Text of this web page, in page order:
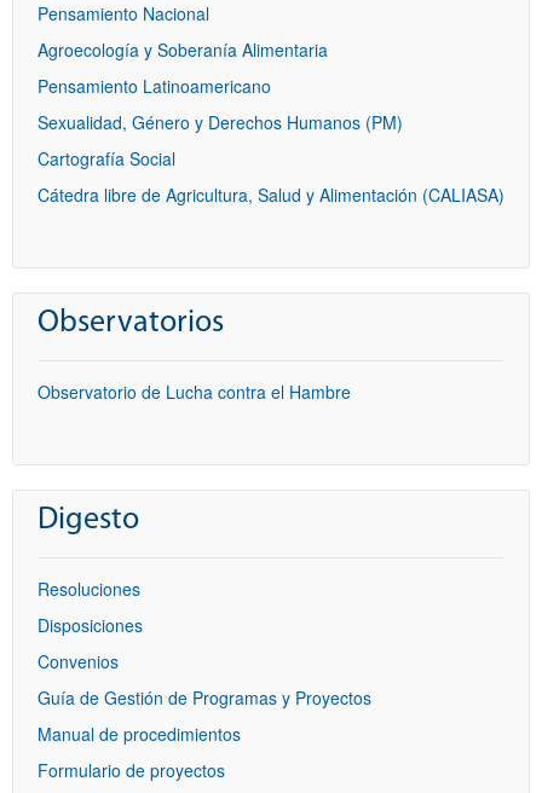
Pensamiento Nacional
Agroecología y Soberanía Alimentaria
Pensamiento Latinoamericano
Sexualidad, Género y Derechos Humanos (PM)
Cartografía Social
Cátedra libre de Agricultura, Salud y Alimentación (CALIASA)
Observatorios
Observatorio de Lucha contra el Hambre
Digesto
Resoluciones
Disposiciones
Convenios
Guía de Gestión de Programas y Proyectos
Manual de procedimientos
Formulario de proyectos